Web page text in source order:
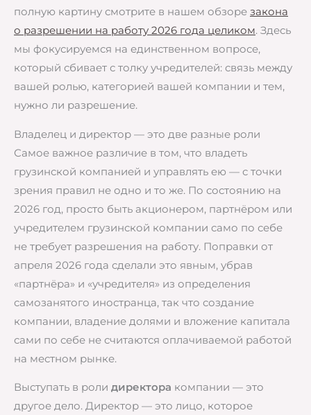
полную картину смотрите в нашем обзоре закона
о разрешении на работу 2026 года целиком. Здесь
мы фокусируемся на единственном вопросе,
который сбивает с толку учредителей: связь между
вашей ролью, категорией вашей компании и тем,
нужно ли разрешение.
Владелец и директор — это две разные роли
Самое важное различие в том, что владеть
грузинской компанией и управлять ею — с точки
зрения правил не одно и то же. По состоянию на
2026 год, просто быть акционером, партнёром или
учредителем грузинской компании само по себе
не требует разрешения на работу. Поправки от
апреля 2026 года сделали это явным, убрав
«партнёра» и «учредителя» из определения
самозанятого иностранца, так что создание
компании, владение долями и вложение капитала
сами по себе не считаются оплачиваемой работой
на местном рынке.
Выступать в роли директора компании — это
другое дело. Директор — это лицо, которое